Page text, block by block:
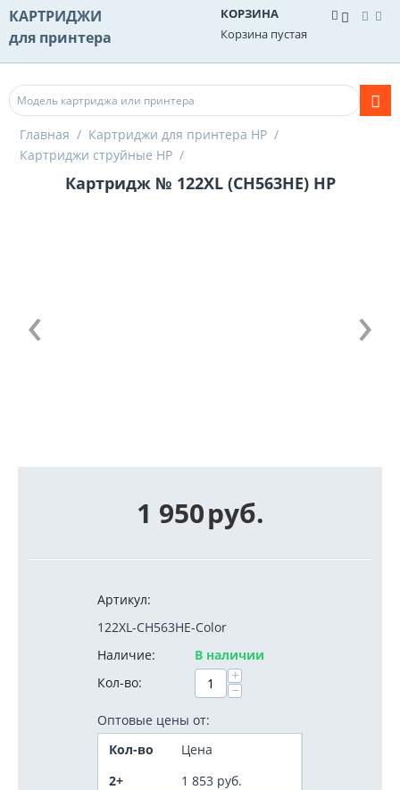
КАРТРИДЖИ
для принтера
КОРЗИНА
Корзина пустая
Главная / Картриджи для принтера HP /
Картриджи струйные HP /
Картридж № 122XL (CH563HE) HP
1 950руб.
Артикул:
122XL-CH563HE-Color
Наличие:
В наличии
Кол-во:
+
−
Оптовые цены от:
Кол-во
Цена
2+
1 853 руб.